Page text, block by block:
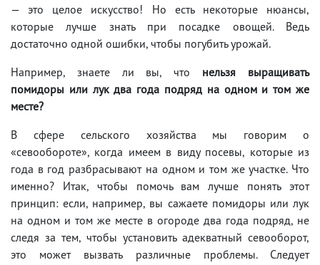
— это целое искусство! Но есть некоторые нюансы,
которые лучше знать при посадке овощей. Ведь
достаточно одной ошибки, чтобы погубить урожай.
Например, знаете ли вы, что нельзя выращивать
помидоры или лук два года подряд на одном и том же
месте?
В сфере сельского хозяйства мы говорим о
«севообороте», когда имеем в виду посевы, которые из
года в год разбрасывают на одном и том же участке. Что
именно? Итак, чтобы помочь вам лучше понять этот
принцип: если, например, вы сажаете помидоры или лук
на одном и том же месте в огороде два года подряд, не
следя за тем, чтобы установить адекватный севооборот,
это может вызвать различные проблемы. Следует